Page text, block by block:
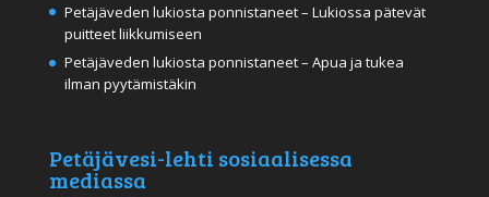
Petäjäveden lukiosta ponnistaneet – Lukiossa pätevät
puitteet liikkumiseen
Petäjäveden lukiosta ponnistaneet – Apua ja tukea
ilman pyytämistäkin
Petäjävesi-lehti sosiaalisessa
mediassa